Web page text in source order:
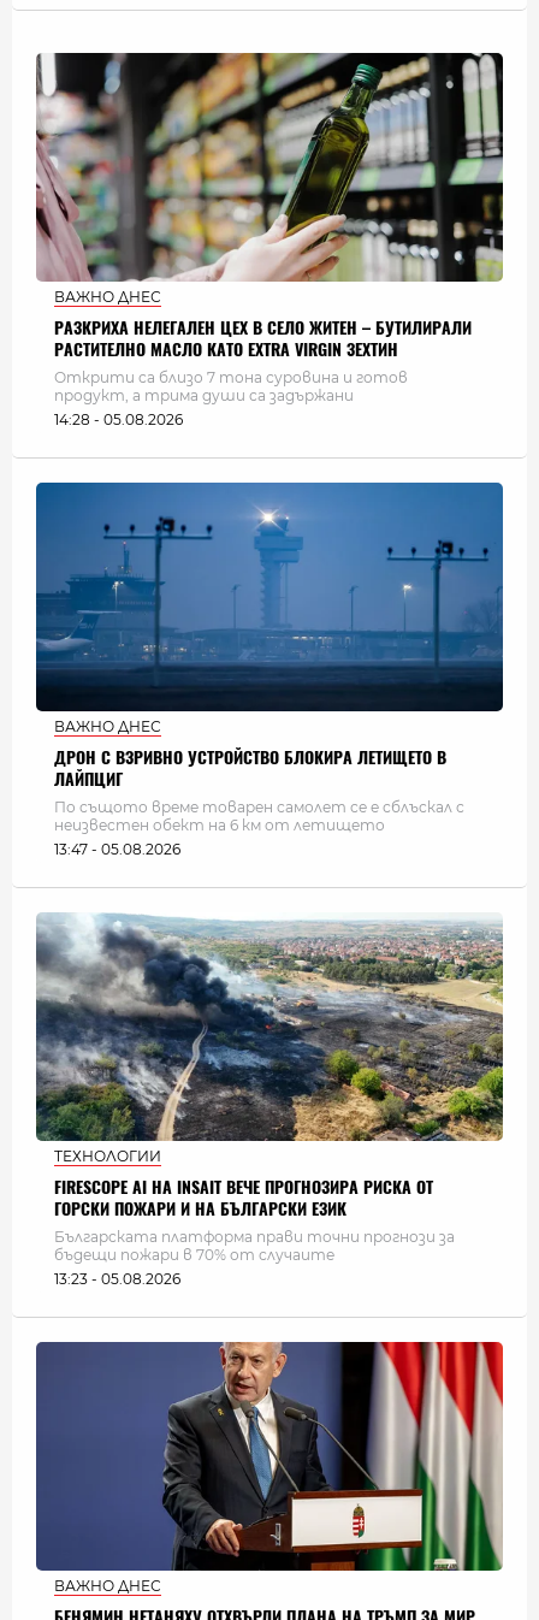
ВАЖНО ДНЕС
РАЗКРИХА НЕЛЕГАЛЕН ЦЕХ В СЕЛО ЖИТЕН – БУТИЛИРАЛИ
РАСТИТЕЛНО МАСЛО КАТО EXTRA VIRGIN ЗЕХТИН
Открити са близо 7 тона суровина и готов
продукт, а трима души са задържани
14:28 - 05.08.2026
ВАЖНО ДНЕС
ДРОН С ВЗРИВНО УСТРОЙСТВО БЛОКИРА ЛЕТИЩЕТО В
ЛАЙПЦИГ
По същото време товарен самолет се е сблъскал с
неизвестен обект на 6 км от летището
13:47 - 05.08.2026
ТЕХНОЛОГИИ
FIRESCOPE AI НА INSAIT ВЕЧЕ ПРОГНОЗИРА РИСКА ОТ
ГОРСКИ ПОЖАРИ И НА БЪЛГАРСКИ ЕЗИК
Българската платформа прави точни прогнози за
бъдещи пожари в 70% от случаите
13:23 - 05.08.2026
ВАЖНО ДНЕС